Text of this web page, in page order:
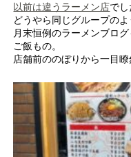
以前は違うラーメン店でし
どうやら同じグループのよ
月末恒例のラーメンブロ
ご飯もの。
店舗前ののぼりから一目瞭